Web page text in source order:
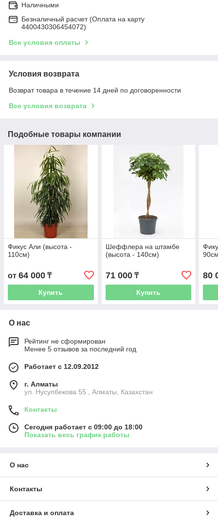
Наличными
Безналичный расчет (Оплата на карту
4400430306454072)
Все условия оплаты
Условия возврата
Возврат товара в течение 14 дней по договоренности
Все условия возврата
Подобные товары компании
Фикус Али (высота -
110см)
от 64 000 ₸
Купить
Шеффлера на штамбе
(высота - 140см)
71 000₸
Купить
80
О нас
Рейтинг не сформирован
Менее 5 отзывов за последний год
Работает с 12.09.2012
г. Алматы
ул. Нусупбекова 55 , Алматы, Казахстан
Контакты
Сегодня работает с 09:00 до 18:00
Показать весь график работы
О нас
Контакты
Доставка и оплата